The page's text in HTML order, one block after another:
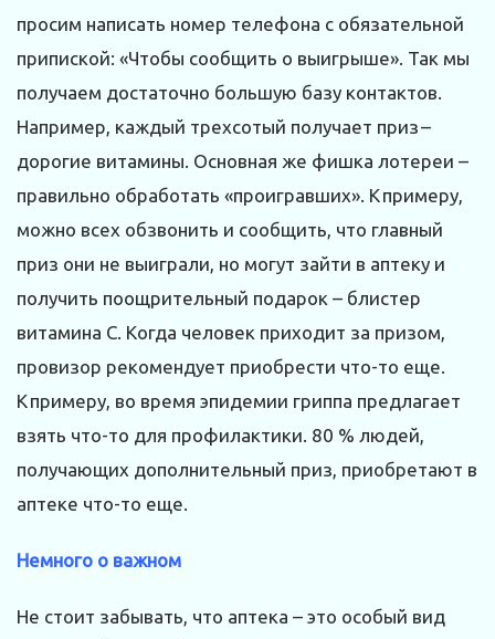
просим написать номер телефона с обязательной
припиской: «Чтобы сообщить о выигрыше». Так мы
получаем достаточно большую базу контактов.
Например, каждый трехсотый получает приз –
дорогие витамины. Основная же фишка лотереи –
правильно обработать «проигравших». К примеру,
можно всех обзвонить и сообщить, что главный
приз они не выиграли, но могут зайти в аптеку и
получить поощрительный подарок – блистер
витамина С. Когда человек приходит за призом,
провизор рекомендует приобрести что-то еще.
К примеру, во время эпидемии гриппа предлагает
взять что-то для профилактики. 80 % людей,
получающих дополнительный приз, приобретают в
аптеке что-то еще.
Немного о важном
Не стоит забывать, что аптека – это особый вид